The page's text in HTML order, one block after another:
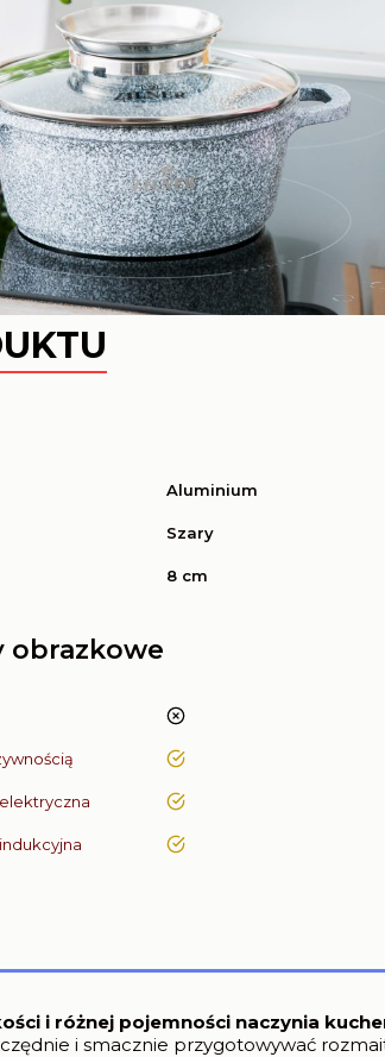
Aluminium
Szary
8 cm
nie
tak
tak
tak
i różnej pojemności naczynia
i smacznie przygotowywać